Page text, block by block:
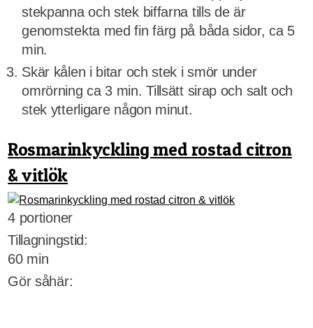
stekpanna och stek biffarna tills de är
genomstekta med fin färg på båda sidor, ca 5
min.
Skär kålen i bitar och stek i smör under
omrörning ca 3 min. Tillsätt sirap och salt och
stek ytterligare någon minut.
Rosmarinkyckling med rostad citron
& vitlök
4 portioner
Tillagningstid:
60 min
Gör såhär: